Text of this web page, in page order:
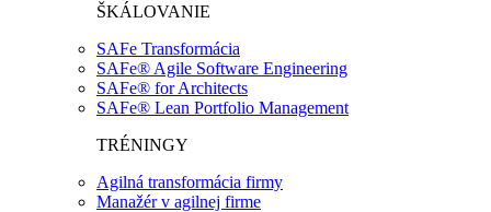
ŠKÁLOVANIE
SAFe Transformácia
SAFe® Agile Software Engineering
SAFe® for Architects
SAFe® Lean Portfolio Management
TRÉNINGY
Agilná transformácia firmy
Manažér v agilnej firme